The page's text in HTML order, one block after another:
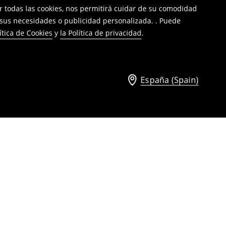
las cookies, nos permitirá cuidar de su comodidad
necesidades o publicidad personalizada. . Puede
de Cookies y la Política de privacidad.
España (Spain)